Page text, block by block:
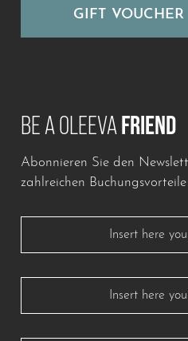
GIFT VOUCHER
BE A OLEEVAFRIEND
Abonnieren Sie den
zahlreichen Buchungsvorteile
Lascia questo campo vuoto